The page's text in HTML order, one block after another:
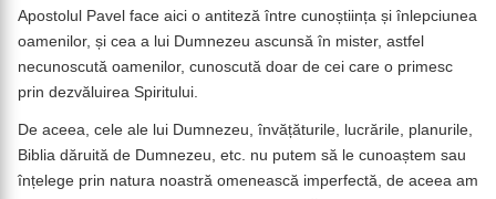
Apostolul Pavel face aici o antiteză între cunoștiința și înlepciunea
oamenilor, și cea a lui Dumnezeu ascunsă în mister, astfel
necunoscută oamenilor, cunoscută doar de cei care o primesc
prin dezvăluirea Spiritului.
De aceea, cele ale lui Dumnezeu, învățăturile, lucrările, planurile,
Biblia dăruită de Dumnezeu, etc. nu putem să le cunoaștem sau
înțelege prin natura noastră omenească imperfectă, de aceea am